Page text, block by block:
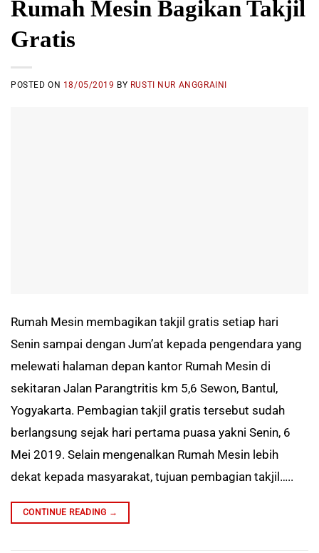
Rumah Mesin Bagikan Takjil
Gratis
POSTED ON 18/05/2019 BY RUSTI NUR ANGGRAINI
Rumah Mesin membagikan takjil gratis setiap hari
Senin sampai dengan Jum’at kepada pengendara yang
melewati halaman depan kantor Rumah Mesin di
sekitaran Jalan Parangtritis km 5,6 Sewon, Bantul,
Yogyakarta. Pembagian takjil gratis tersebut sudah
berlangsung sejak hari pertama puasa yakni Senin, 6
Mei 2019. Selain mengenalkan Rumah Mesin lebih
dekat kepada masyarakat, tujuan pembagian takjil…..
CONTINUE READING →